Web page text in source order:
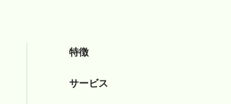
特徴
サービス